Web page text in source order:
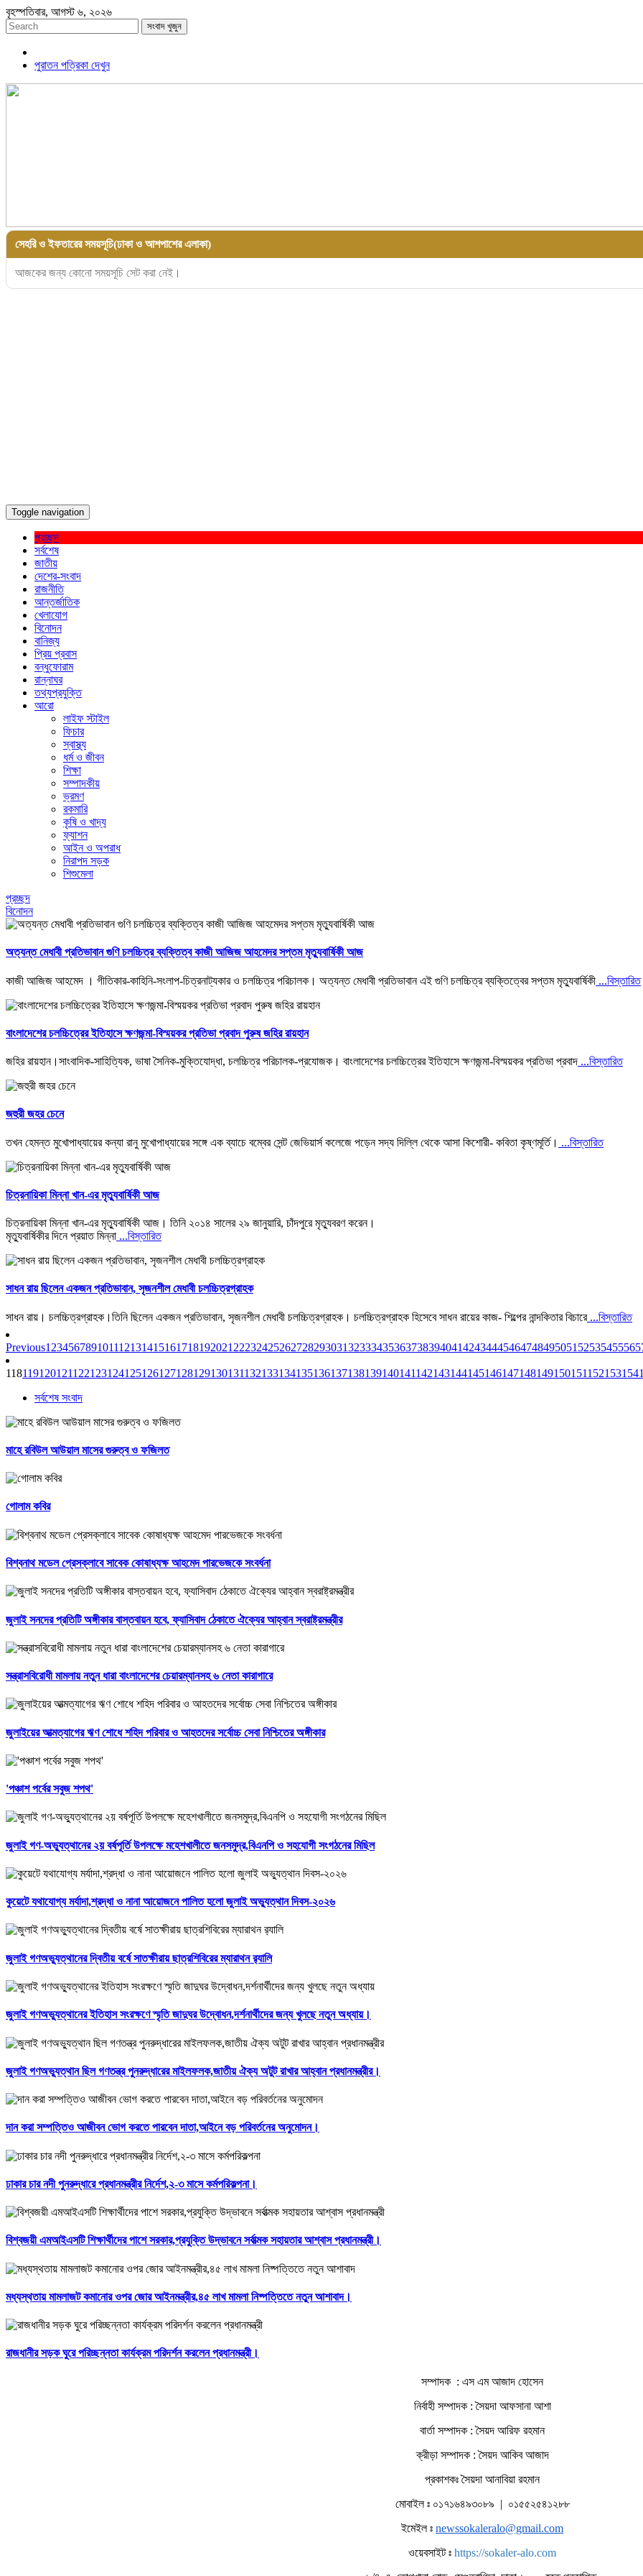
বৃহস্পতিবার, আগস্ট ৬, ২০২৬
সংবাদ খুজুন
পুরাতন পত্রিকা দেখুন
সেহরি ও ইফতারের সময়সূচি(ঢাকা ও আশপাশের এলাকা)
আজকের জন্য কোনো সময়সূচি সেট করা নেই।
Toggle navigation
প্রচ্ছদ
সর্বশেষ
জাতীয়
দেশের-সংবাদ
রাজনীতি
আন্তর্জাতিক
খেলাযোগ
বিনোদন
বানিজ্য
প্রিয় প্রবাস
বন্ধুফোরাম
রান্নাঘর
তথ্যপ্রযুক্তি
আরো
লাইফ স্টাইল
ফিচার
স্বাস্থ্য
ধর্ম ও জীবন
শিক্ষা
সম্পাদকীয়
ভ্রমণ
রকমারি
কৃষি ও খাদ্য
ফ্যাশন
আইন ও অপরাধ
নিরাপদ সড়ক
শিশুমেলা
প্রচ্ছদ
বিনোদন
অত্যন্ত মেধাবী প্রতিভাবান গুণি চলচ্চিত্র ব্যক্তিত্ব কাজী আজিজ আহমেদর সপ্তম মৃত্যুবার্ষিকী আজ
কাজী আজিজ আহমেদ । গীতিকার-কাহিনি-সংলাপ-চিত্রনাট্যকার ও চলচ্চিত্র পরিচালক। অত্যন্ত মেধাবী প্রতিভাবান এই গুণি চলচ্চিত্র ব্যক্তিত্বের সপ্তম মৃত্যুবার্ষিকী ...বিস্তারিত
বাংলাদেশের চলচ্চিত্রের ইতিহাসে ক্ষণজন্মা-বিস্ময়কর প্রতিভা প্রবাদ পুরুষ জহির রায়হান
জহির রায়হান।সাংবাদিক-সাহিত্যিক, ভাষা সৈনিক-মুক্তিযোদ্ধা, চলচ্চিত্র পরিচালক-প্রযোজক। বাংলাদেশের চলচ্চিত্রের ইতিহাসে ক্ষণজন্মা-বিস্ময়কর প্রতিভা প্রবাদ ...বিস্তারিত
জহুরী জহর চেনে
তখন হেমন্ত মুখোপাধ্যায়ের কন্যা রানু মুখোপাধ্যায়ের সঙ্গে এক ব্যাচে বম্বের সেন্ট জেভিয়ার্স কলেজে পড়েন সদ্য দিল্লি থেকে আসা কিশোরী- কবিতা কৃষ্ণমূর্তি। ...বিস্তারিত
চিত্রনায়িকা মিন্না খান-এর মৃত্যুবার্ষিকী আজ
চিত্রনায়িকা মিন্না খান-এর মৃত্যুবার্ষিকী আজ। তিনি ২০১৪ সালের ২৯ জানুয়ারি, চাঁদপুরে মৃত্যুবরণ করেন।
মৃত্যুবার্ষিকীর দিনে প্রয়াত মিন্না ...বিস্তারিত
সাধন রায় ছিলেন একজন প্রতিভাবান, সৃজনশীল মেধাবী চলচ্চিত্রগ্রাহক
সাধন রায়। চলচ্চিত্রগ্রাহক।তিনি ছিলেন একজন প্রতিভাবান, সৃজনশীল মেধাবী চলচ্চিত্রগ্রাহক। চলচ্চিত্রগ্রাহক হিসেবে সাধন রায়ের কাজ- শিল্পের নান্দকিতার বিচারে...বিস্তারিত
Previous1 23456789101112131415161718192021 222324252627282930313233343536373839404142434445464748495051 5253545556
118119120121122123124125126127128129130131132133134135136137138139140141142143144145146147148149150151152153154
সর্বশেষ সংবাদ
মাহে রবিউল আউয়াল মাসের গুরুত্ব ও ফজিলত
গোলাম কবির
বিশ্বনাথ মডেল প্রেসক্লাবে সাবেক কোষাধ্যক্ষ আহমেদ পারভেজকে সংবর্ধনা
জুলাই সনদের প্রতিটি অঙ্গীকার বাস্তবায়ন হবে, ফ্যাসিবাদ ঠেকাতে ঐক্যের আহ্বান স্বরাষ্ট্রমন্ত্রীর
সন্ত্রাসবিরোধী মামলায় নতুন ধারা বাংলাদেশের চেয়ারম্যানসহ ৬ নেতা কারাগারে
জুলাইয়ের আত্মত্যাগের ঋণ শোধে শহিদ পরিবার ও আহতদের সর্বোচ্চ সেবা নিশ্চিতের অঙ্গীকার
'পঞ্চাশ পর্বের সবুজ শপথ'
জুলাই গণ-অভ্যুত্থানের ২য় বর্ষপূর্তি উপলক্ষে মহেশখালীতে জনসমুদ্র,বিএনপি ও সহযোগী সংগঠনের মিছিল
কুয়েটে যথাযোগ্য মর্যাদা,শ্রদ্ধা ও নানা আয়োজনে পালিত হলো জুলাই অভ্যুত্থান দিবস-২০২৬
জুলাই গণঅভ্যুত্থানের দ্বিতীয় বর্ষে সাতক্ষীরায় ছাত্রশিবিরের ম্যারাথন র‌্যালি
জুলাই গণঅভ্যুত্থানের ইতিহাস সংরক্ষণে স্মৃতি জাদুঘর উদ্বোধন,দর্শনার্থীদের জন্য খুলছে নতুন অধ্যায়।
জুলাই গণঅভ্যুত্থান ছিল গণতন্ত্র পুনরুদ্ধারের মাইলফলক,জাতীয় ঐক্য অটুট রাখার আহ্বান প্রধানমন্ত্রীর।
দান করা সম্পত্তিও আজীবন ভোগ করতে পারবেন দাতা,আইনে বড় পরিবর্তনের অনুমোদন।
ঢাকার চার নদী পুনরুদ্ধারে প্রধানমন্ত্রীর নির্দেশ,২-৩ মাসে কর্মপরিকল্পনা।
বিশ্বজয়ী এমআইএসটি শিক্ষার্থীদের পাশে সরকার,প্রযুক্তি উদ্ভাবনে সর্বাত্মক সহায়তার আশ্বাস প্রধানমন্ত্রী।
মধ্যস্থতায় মামলাজট কমানোর ওপর জোর আইনমন্ত্রীর,৪৫ লাখ মামলা নিষ্পত্তিতে নতুন আশাবাদ।
রাজধানীর সড়ক ঘুরে পরিচ্ছন্নতা কার্যক্রম পরিদর্শন করলেন প্রধানমন্ত্রী।
সম্পাদক : এস এম আজাদ হোসেন
নির্বাহী সম্পাদক : সৈয়দা আফসানা আশা
বার্তা সম্পাদক : সৈয়দ আরিফ রহমান
ক্রীড়া সম্পাদক : সৈয়দ আকিব আজাদ
প্রকাশকঃ সৈয়দা আনাবিয়া রহমান
মোবাইল ঃ ০১৭১৬৪৯৩০৮৯ | ০১৫৫২৫৪১২৮৮
ইমেইল ঃ newssokaleralo@gmail.com
ওয়েবসাইট ঃ https://sokaler-alo.com